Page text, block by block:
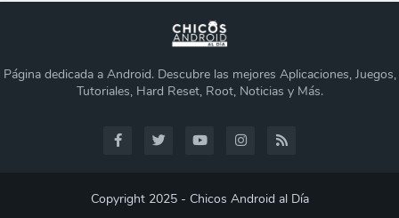
Página dedicada a Android. Descubre las mejores Aplicaciones, Juegos,
Tutoriales, Hard Reset, Root, Noticias y Más.
Copyright 2025 - Chicos Android al Día